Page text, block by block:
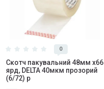
0
Скотч пакувальний 48мм х66
ярд, DELTA 40мкм прозорий
(6/72) р